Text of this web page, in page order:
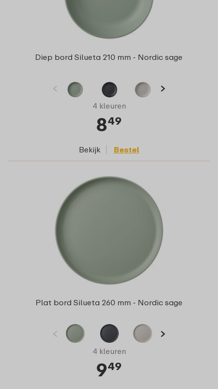
Diep bord Silueta 210 mm - Nordic sage
4 kleuren
849
Bekijk Bestel
Plat bord Silueta 260 mm - Nordic sage
4 kleuren
949